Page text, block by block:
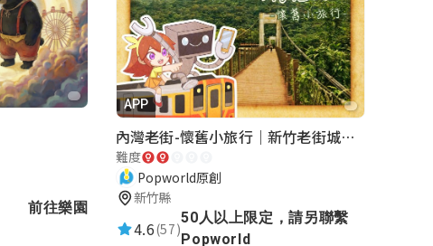
前往樂園
APP
內灣老街-懷舊小旅行｜新竹老街城市解謎
難度
Popworld原創
新竹縣
4.6(57)
50人以上限定，請另聯繫
Popworld